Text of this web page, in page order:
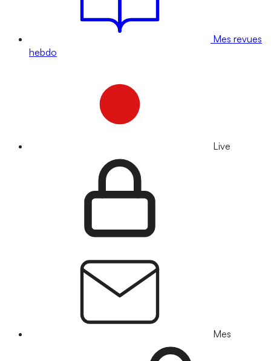
Mes revues
hebdo
Live
Mes